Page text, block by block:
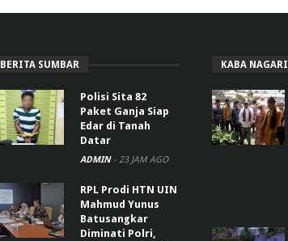
BERITA SUMBAR
Polisi Sita 82
Paket Ganja Siap
Edar di Tanah
Datar
ADMIN - 23 JAM AGO
RPL Prodi HTN UIN
Mahmud Yunus
Batusangkar
Diminati Polri,
KABA NAGARI